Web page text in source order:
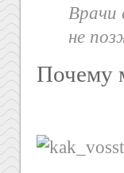
Врачи
не
Почему